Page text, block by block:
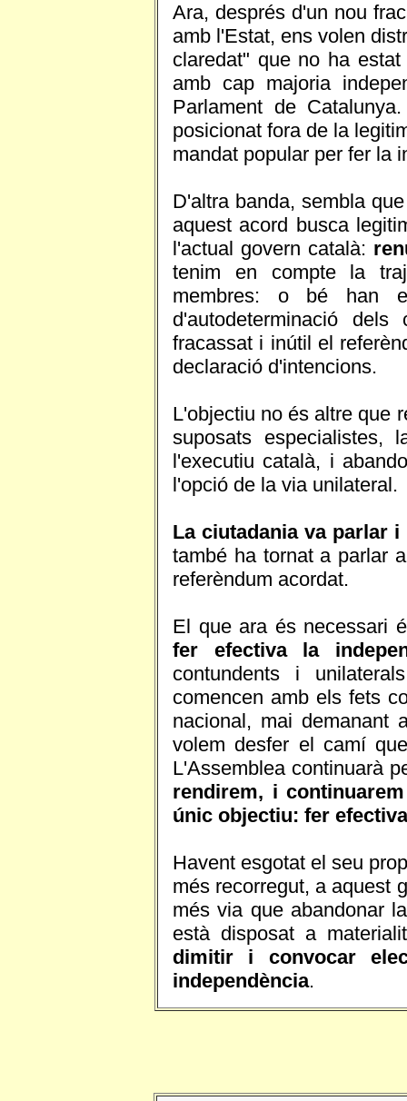
Ara, després d'un nou
amb l'Estat, ens volen
claredat" que no ha
amb cap majoria
Parlament de
posicionat fora de la
mandat popular per fer la
D'altra banda, sembla
aquest acord busca
l'actual govern català:
tenim en compte la
membres: o bé han
d'autodeterminació
fracassat i inútil el
declaració d'intencions.
L'objectiu no és altre que
suposats
l'executiu català, i
l'opció de la via unilateral.
La ciutadania va parlar
també ha tornat a parlar
referèndum acordat.
El que ara és necessari
fer efectiva la
contundents i
comencen amb els fets
nacional, mai demanant
volem desfer el camí
L'Assemblea continuarà
rendirem, i
únic objectiu: fer
Havent esgotat el seu
més recorregut, a aquest
més via que abandonar
està disposat a
dimitir i convocar
independència.